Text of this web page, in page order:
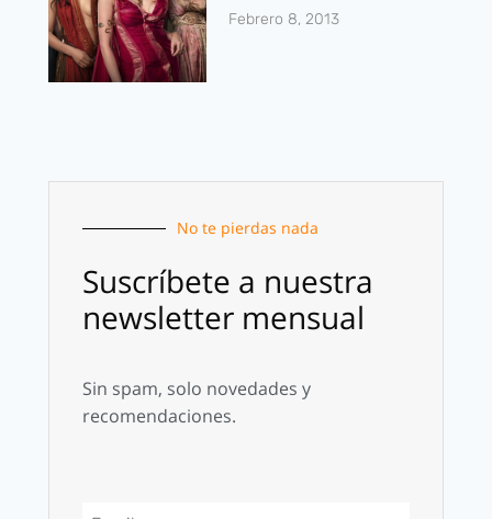
Febrero 8, 2013
No te pierdas nada
Suscríbete a nuestra
newsletter mensual
Sin spam, solo novedades y
recomendaciones.